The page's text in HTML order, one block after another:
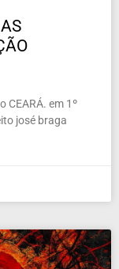
CEARÁ. em 1º
josé braga